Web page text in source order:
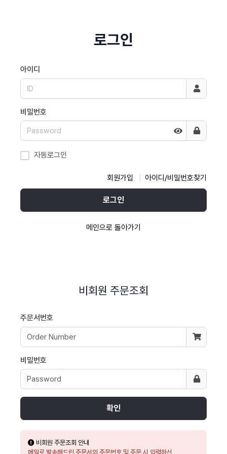
로그인
아이디
비밀번호
자동로그인
회원가입 아이디/비밀번호찾기
로그인
메인으로 돌아가기
비회원 주문조회
주문서번호
비밀번호
비회원 주문조회 안내
메일로 발송해드린 주문서의 주문번호 및 주문 시 입력하신